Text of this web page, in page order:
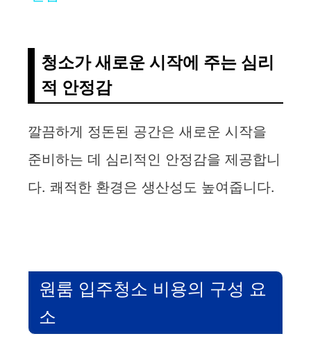
i
d
청소가 새로운 시작에 주는 심리
적 안정감
깔끔하게 정돈된 공간은 새로운 시작을
준비하는 데 심리적인 안정감을 제공합니
다. 쾌적한 환경은 생산성도 높여줍니다.
원룸 입주청소 비용의 구성 요
소